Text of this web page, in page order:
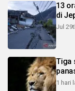
13
di
Jul
Tiga
1 hari